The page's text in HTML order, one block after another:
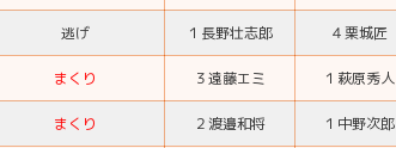
逃げ １ 長野壮志郎 ４栗城匠
まくり ３遠藤エミ １ 萩原秀人
まくり ２渡邉和将 １ 中野次郎